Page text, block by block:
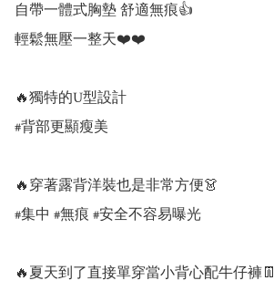
自帶一體式胸墊 舒適無痕👍
輕鬆無壓一整天❤️❤️
🔥獨特的U型設計
#背部更顯瘦美
🔥穿著露背洋裝也是非常方便👗
#集中 #無痕 #安全不容易曝光
🔥夏天到了直接單穿當小背心配牛仔褲👖